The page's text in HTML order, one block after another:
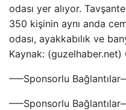
odası yer alıyor.
350 kişinin aynı anda
odası, ayakkabılık ve
Kaynak: (guzelhaber.net)
—–Sponsorlu
—–Sponsorlu